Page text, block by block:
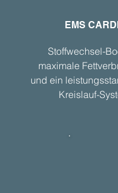
EMS
Stoffwechsel-
maximale
und ein
Kreislauf-